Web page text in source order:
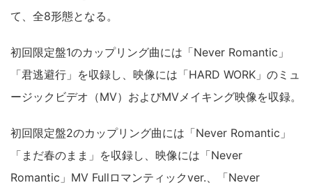
て、全8形態となる。
初回限定盤1のカップリング曲には「Never Romantic」
「君逃避行」を収録し、映像には「HARD WORK」のミュ
ージックビデオ（MV）およびMVメイキング映像を収録。
初回限定盤2のカップリング曲には「Never Romantic」
「まだ春のまま」を収録し、映像には「Never
Romantic」MV Fullロマンティックver.、「Never